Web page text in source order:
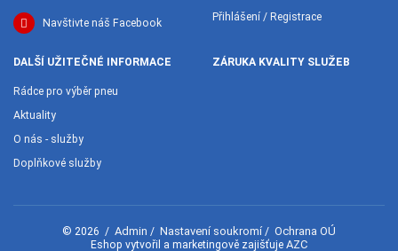
Navštivte náš Facebook
Přihlášení / Registrace
DALŠÍ UŽITEČNÉ INFORMACE
Rádce pro výběr pneu
Aktuality
O nás - služby
Doplňkové služby
ZÁRUKA KVALITY SLUŽEB
© 2026 / Admin / Nastavení soukromí / Ochrana OÚ
Eshop vytvořil a marketingově zajišťuje AZC